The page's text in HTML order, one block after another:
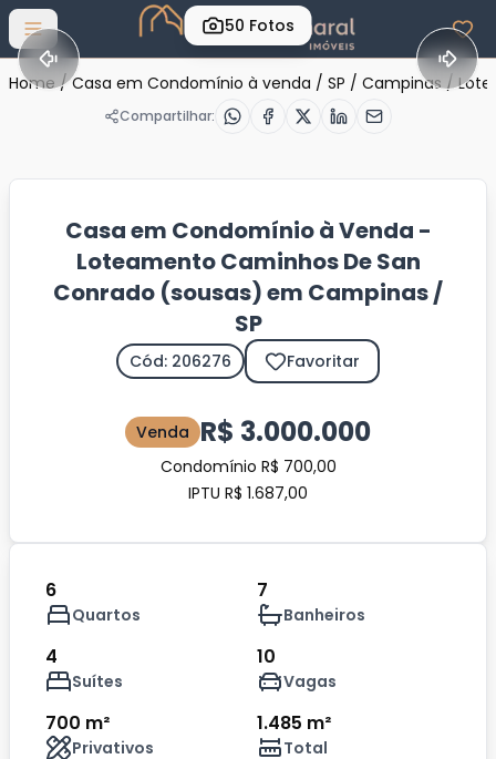
Abrir menu
50 Fotos
Home / Casa em Condomínio à venda / SP / Campinas /
Compartilhar:
Casa em Condomínio à Venda -
Loteamento Caminhos De San
Conrado (sousas) em Campinas /
SP
Cód: 206276 Favoritar
Venda R$ 3.000.000
Condomínio R$ 700,00
IPTU R$ 1.687,00
6
Quartos
7
Banheiros
4
Suítes
10
Vagas
700 m²
Privativos
1.485 m²
Total